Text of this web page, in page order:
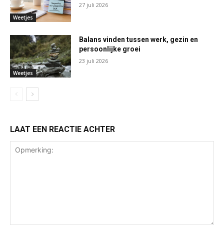
Weetjes
27 juli 2026
Weetjes
Balans vinden tussen werk, gezin en
persoonlijke groei
23 juli 2026
LAAT EEN REACTIE ACHTER